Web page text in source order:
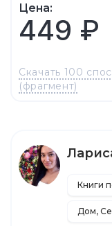
Цена:
449 ₽
Скачать 100
(фрагмент)
Книги
Дом,